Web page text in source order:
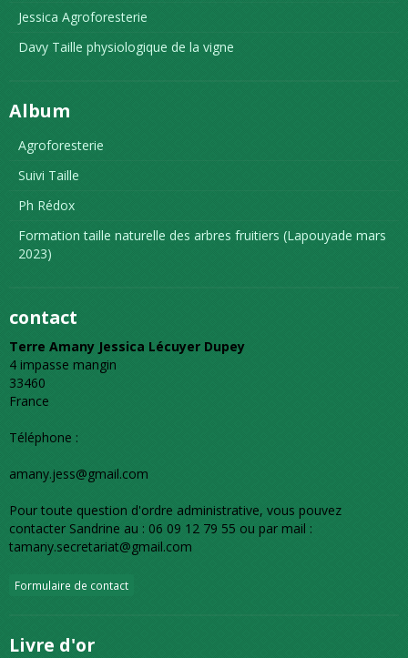
Jessica Agroforesterie
Davy Taille physiologique de la vigne
Album
Agroforesterie
Suivi Taille
Ph Rédox
Formation taille naturelle des arbres fruitiers (Lapouyade mars
2023)
contact
Terre Amany Jessica Lécuyer Dupey
4 impasse mangin
33460
France
Téléphone :
amany.jess@gmail.com
Pour toute question d'ordre administrative, vous pouvez
contacter Sandrine au : 06 09 12 79 55 ou par mail :
tamany.secretariat@gmail.com
Formulaire de contact
Livre d'or